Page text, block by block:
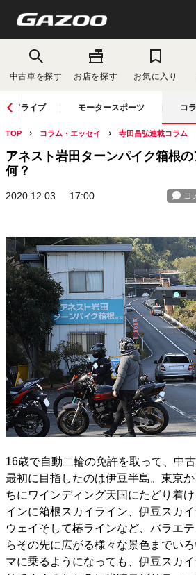
中古車を探す お店を探す お気に入り
ドライブ モータースポーツ コ
TOP コラム・エッセイ 寺田昌弘連載コラム
アネスト岩田ターンパイク箱根
何？
2020.12.03 17:00
16歳で自動二輪の免許を取って、中
最初に目指したのは伊豆半島。東京
ちにワインディング天国にたどり着
インに箱根スカイライン、伊豆スカ
ウェイそして椿ラインなど、バラエ
らその先に広がる様々な景色までい
マに乗るようになっても、伊豆スカ